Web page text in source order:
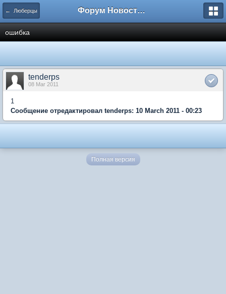
← Люберцы Форум Новостройки
ошибка
tenderps
08 Mar 2011
1
Сообщение отредактировал tenderps: 10 March 2011 - 00:23
Полная версия